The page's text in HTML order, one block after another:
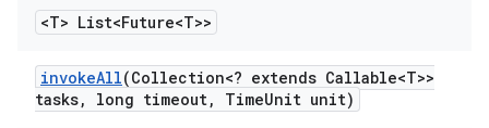
<T> List<Future<T>>
invokeAll(Collection<? extends Callable<T>>
tasks, long timeout, TimeUnit unit)